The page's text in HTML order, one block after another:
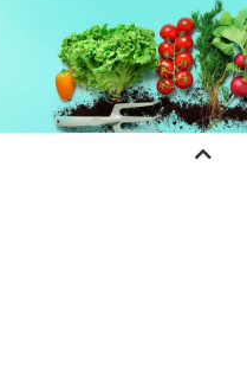
Planeta